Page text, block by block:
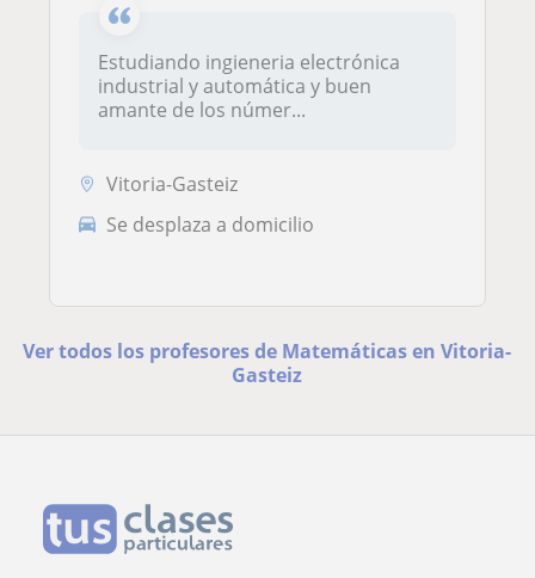
Estudiando ingieneria electrónica
industrial y automática y buen
amante de los númer...
Vitoria-Gasteiz
Se desplaza a domicilio
Ver todos los profesores de Matemáticas en Vitoria-
Gasteiz